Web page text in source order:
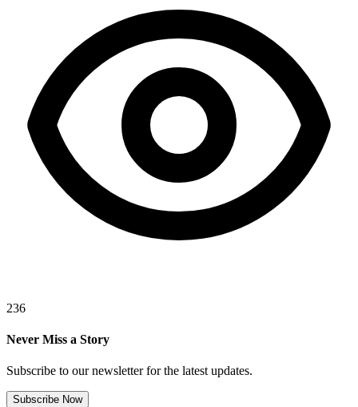
236
Never Miss a Story
Subscribe to our newsletter for the latest updates.
Subscribe Now